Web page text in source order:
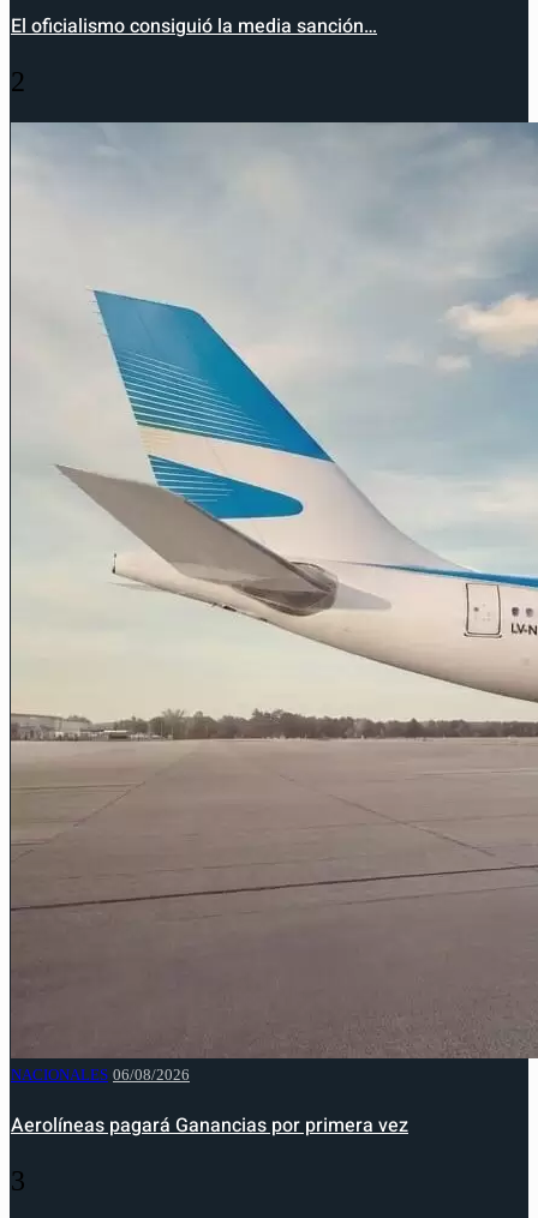
El oficialismo consiguió la media sanción…
2
NACIONALES 06/08/2026
Aerolíneas pagará Ganancias por primera vez
3